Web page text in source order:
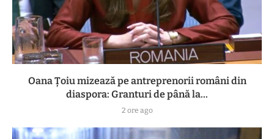
Oana Țoiu mizează pe antreprenorii români din
diaspora: Granturi de până la...
2 ore ago